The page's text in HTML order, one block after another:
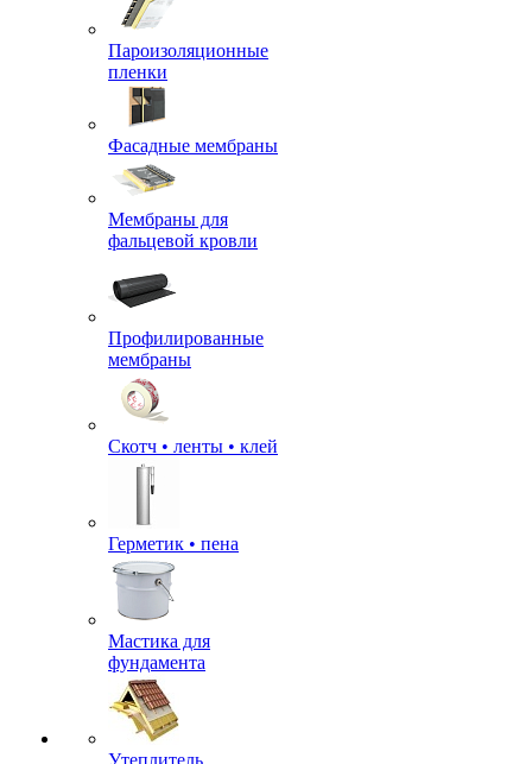
Пароизоляционные
пленки
Фасадные мембраны
Мембраны для
фальцевой кровли
Профилированные
мембраны
Скотч • ленты • клей
Герметик • пена
Мастика для
фундамента
Утеплитель